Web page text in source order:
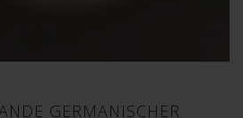
GERMANISCHER